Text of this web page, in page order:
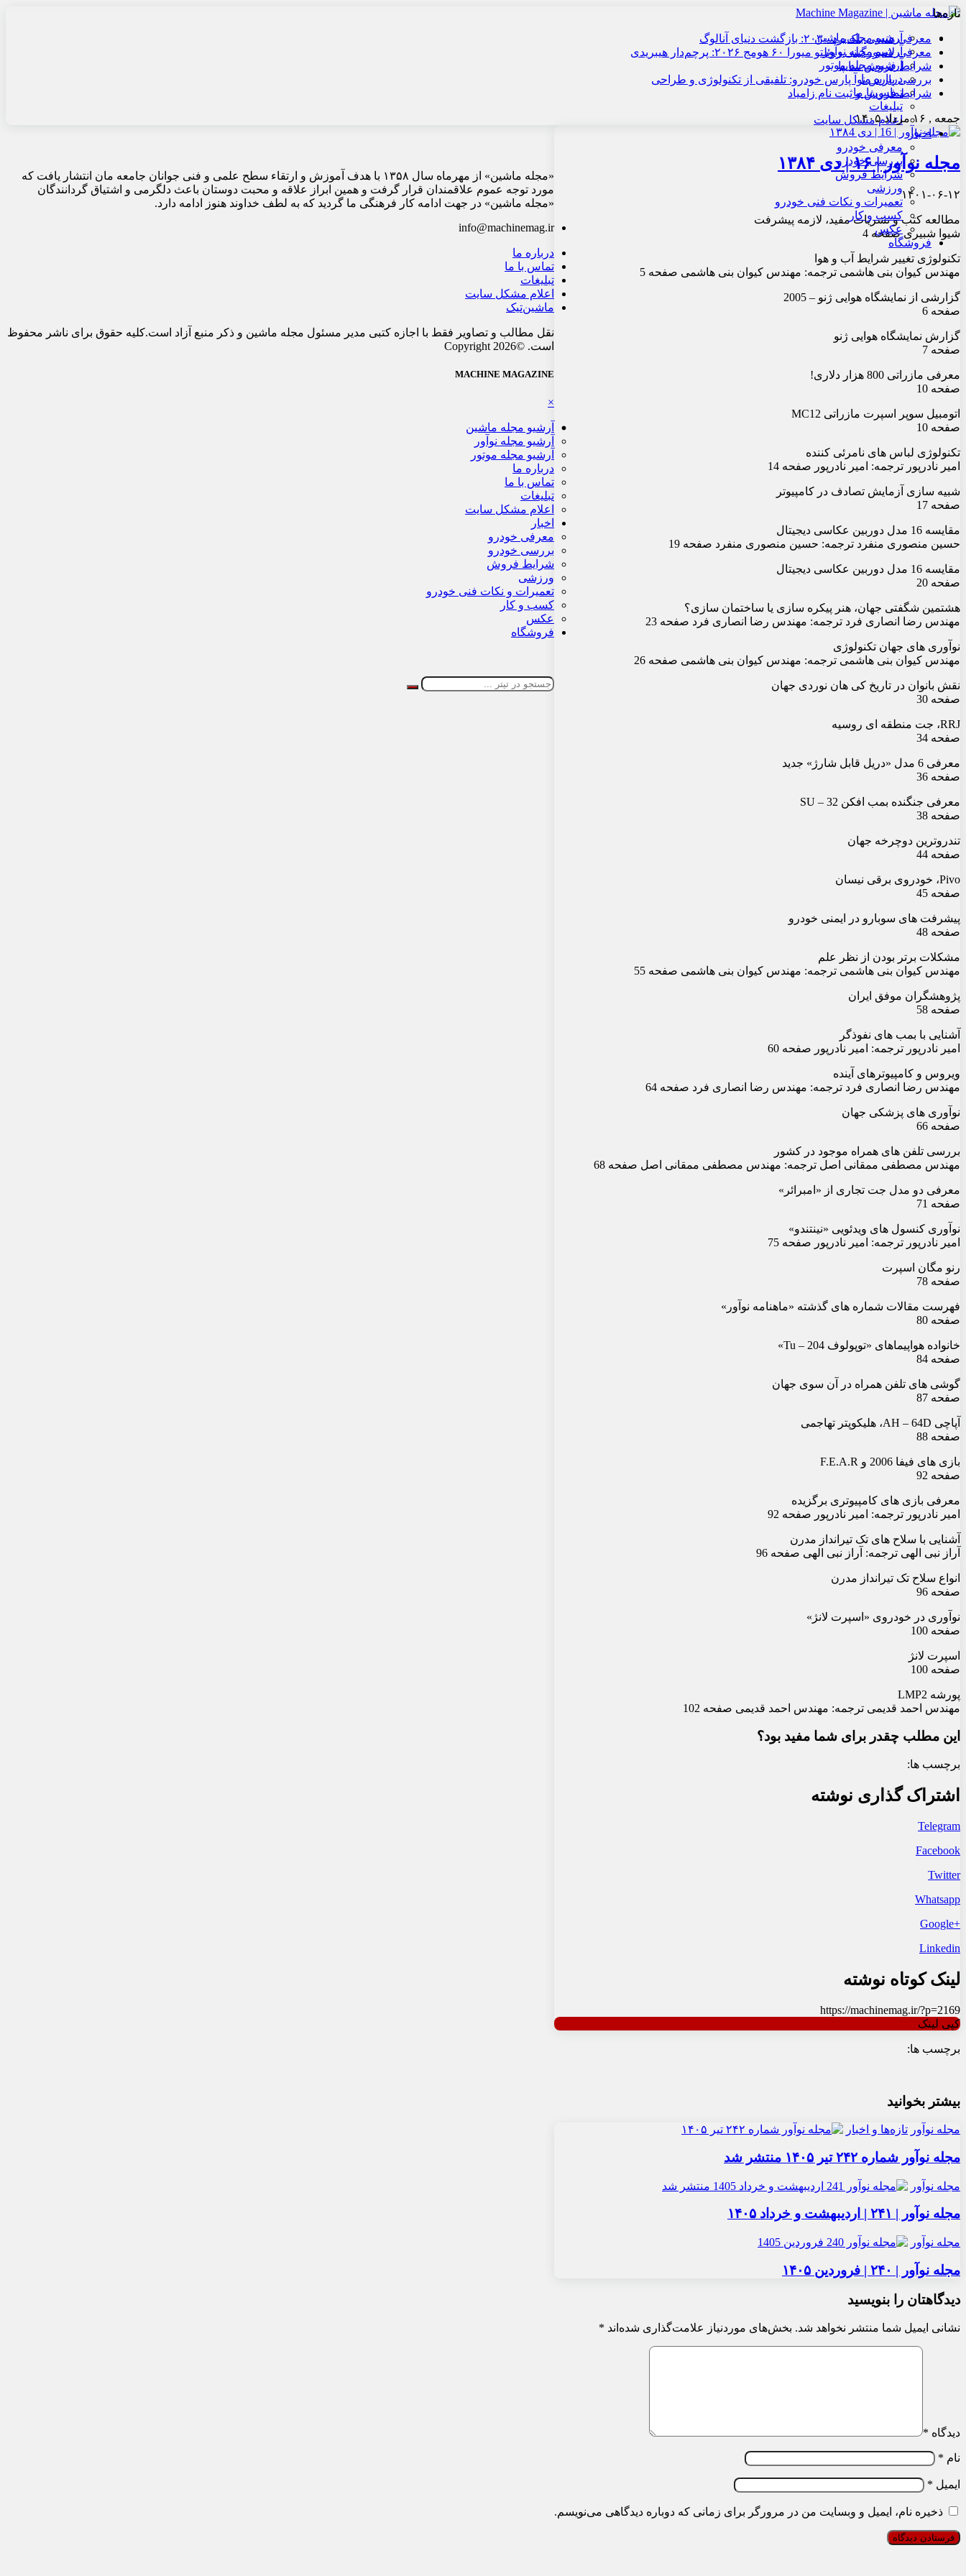
آرشیو مجله ماشین
آرشیو مجله نوآور
آرشیو مجله موتور
درباره ما
تماس با ما
تبلیغات
اعلام مشکل سایت
اخبار
معرفی خودرو
بررسی خودرو
شرایط فروش
ورزشی
تعمیرات و نکات فنی خودرو
کسب و کار
عکس
فروشگاه
تازه‌ها
معرفی هنسی بلک‌برد ۲۰۳۰: بازگشت دنیای آنالوگ
معرفی لامبورگینی روئلتو میورا ۶۰ هومج ۲۰۲۶: پرچم‌دار هیبریدی
شرایط فروش سایپا
بررسی پارس نوآ پارس خودرو: تلفیقی از تکنولوژی و طراحی
شرایط فروش و ثبت نام زامیاد
جمعه , ۱۶ مرداد ۱۴۰۵
مجله نوآور | ۱۶ | دی ۱۳۸۴
۱۴۰۱-۰۶-۱۲
مطالعه کتب و نشریات مفید، لازمه پیشرفت
شیوا شبیری صفحه 4
تکنولوژی تغییر شرایط آب و هوا
مهندس کیوان بنی هاشمی ترجمه: مهندس کیوان بنی هاشمی صفحه 5
گزارشی از نمایشگاه هوایی ژنو – 2005
صفحه 6
گزارش نمایشگاه هوایی ژنو
صفحه 7
معرفی مازراتی 800 هزار دلاری!
صفحه 10
اتومبیل سوپر اسپرت مازراتی MC12
صفحه 10
تکنولوژی لباس های نامرئی کننده
امیر نادرپور ترجمه: امیر نادرپور صفحه 14
شبیه سازی آزمایش تصادف در کامپیوتر
صفحه 17
مقایسه 16 مدل دوربین عکاسی دیجیتال
حسین منصوری منفرد ترجمه: حسین منصوری منفرد صفحه 19
مقایسه 16 مدل دوربین عکاسی دیجیتال
صفحه 20
هشتمین شگفتی جهان، هنر پیکره سازی یا ساختمان سازی؟
مهندس رضا انصاری فرد ترجمه: مهندس رضا انصاری فرد صفحه 23
نوآوری های جهان تکنولوژی
مهندس کیوان بنی هاشمی ترجمه: مهندس کیوان بنی هاشمی صفحه 26
نقش بانوان در تاریخ کی هان نوردی جهان
صفحه 30
RRJ، جت منطقه ای روسیه
صفحه 34
معرفی 6 مدل «دریل قابل شارژ» جدید
صفحه 36
معرفی جنگنده بمب افکن SU – 32
صفحه 38
تندروترین دوچرخه جهان
صفحه 44
Pivo، خودروی برقی نیسان
صفحه 45
پیشرفت های سوبارو در ایمنی خودرو
صفحه 48
مشکلات برتر بودن از نظر علم
مهندس کیوان بنی هاشمی ترجمه: مهندس کیوان بنی هاشمی صفحه 55
پژوهشگران موفق ایران
صفحه 58
آشنایی با بمب های نفوذگر
امیر نادرپور ترجمه: امیر نادرپور صفحه 60
ویروس و کامپیوترهای آینده
مهندس رضا انصاری فرد ترجمه: مهندس رضا انصاری فرد صفحه 64
نوآوری های پزشکی جهان
صفحه 66
بررسی تلفن های همراه موجود در کشور
مهندس مصطفی ممقانی اصل ترجمه: مهندس مصطفی ممقانی اصل صفحه 68
معرفی دو مدل جت تجاری از «امبرائر»
صفحه 71
نوآوری کنسول های ویدئویی «نینتندو»
امیر نادرپور ترجمه: امیر نادرپور صفحه 75
رنو مگان اسپرت
صفحه 78
فهرست مقالات شماره های گذشته «ماهنامه نوآور»
صفحه 80
خانواده هواپیماهای «توپولوف Tu – 204»
صفحه 84
گوشی های تلفن همراه در آن سوی جهان
صفحه 87
آپاچی AH – 64D، هلیکوپتر تهاجمی
صفحه 88
بازی های فیفا 2006 و F.E.A.R
صفحه 92
معرفی بازی های کامپیوتری برگزیده
امیر نادرپور ترجمه: امیر نادرپور صفحه 92
آشنایی با سلاح های تک تیرانداز مدرن
آراز نبی الهی ترجمه: آراز نبی الهی صفحه 96
انواع سلاح تک تیرانداز مدرن
صفحه 96
نوآوری در خودروی «اسپرت لانژ»
صفحه 100
اسپرت لانژ
صفحه 100
پورشه LMP2
مهندس احمد قدیمی ترجمه: مهندس احمد قدیمی صفحه 102
این مطلب چقدر برای شما مفید بود؟
برچسب ها:
اشتراک گذاری نوشته
Telegram
Facebook
Twitter
Whatsapp
+Google
Linkedin
لینک کوتاه نوشته
https://machinemag.ir/?p=2169
کپی لینک
برچسب ها:
بیشتر بخوانید
مجله نوآور تازه‌ها و اخبار
مجله نوآور شماره ۲۴۲ تیر ۱۴۰۵ منتشر شد
مجله نوآور
مجله نوآور | ۲۴۱ | اردیبهشت و خرداد ۱۴۰۵
مجله نوآور
مجله نوآور | ۲۴۰ | فروردین ۱۴۰۵
دیدگاهتان را بنویسید
نشانی ایمیل شما منتشر نخواهد شد. بخش‌های موردنیاز علامت‌گذاری شده‌اند *
دیدگاه *
نام *
ایمیل *
ذخیره نام، ایمیل و وبسایت من در مرورگر برای زمانی که دوباره دیدگاهی می‌نویسم.
«مجله ماشین» از مهرماه سال ۱۳۵۸ با هدف آموزش و ارتقاء سطح علمی و فنی جوانان جامعه مان انتشار یافت که
مورد توجه عموم علاقمندان قرار گرفت و همین ابراز علاقه و محبت دوستان باعث دلگرمی و اشتیاق گردانندگان
«مجله ماشین» در جهت ادامه کار فرهنگی ما گردید که به لطف خداوند هنوز ادامه دارد.
info@machinemag.ir
درباره ما
تماس با ما
تبلیغات
اعلام مشکل سایت
ماشین‌تیک
نقل مطالب و تصاویر فقط با اجازه کتبی مدیر مسئول مجله ماشین و ذکر منبع آزاد است.کلیه حقوق برای ناشر محفوظ
است. ©Copyright 2026
MACHINE MAGAZINE
×
آرشیو مجله ماشین
آرشیو مجله نوآور
آرشیو مجله موتور
درباره ما
تماس با ما
تبلیغات
اعلام مشکل سایت
اخبار
معرفی خودرو
بررسی خودرو
شرایط فروش
ورزشی
تعمیرات و نکات فنی خودرو
کسب و کار
عکس
فروشگاه